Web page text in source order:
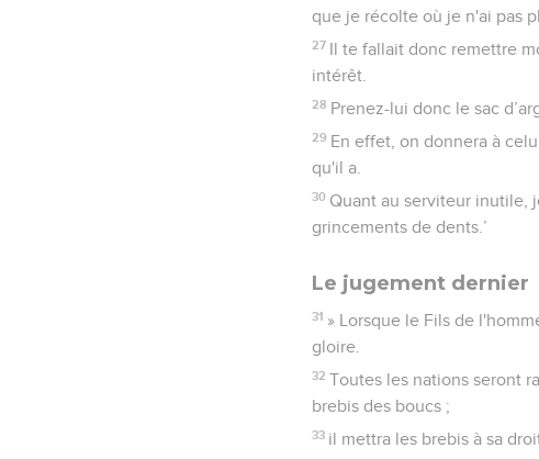
que je récolte où je n'ai pas
27 Il te fallait donc remettre
intérêt.
28 Prenez-lui donc le sac
29 En effet, on donnera à
qu'il a.
30 Quant au serviteur inutile,
grincements de dents.’
Le jugement dernier
31 » Lorsque le Fils de
gloire.
32 Toutes les nations seront
brebis des boucs ;
33 il mettra les brebis à sa